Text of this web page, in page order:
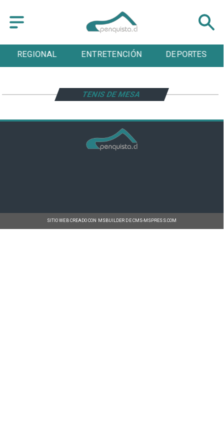
REGIONAL ENTRETENCIÓN DEPORTES
TENIS DE MESA
SITIO WEB CREADO CON MSBUILDER DE CMS-MSPRESS.COM